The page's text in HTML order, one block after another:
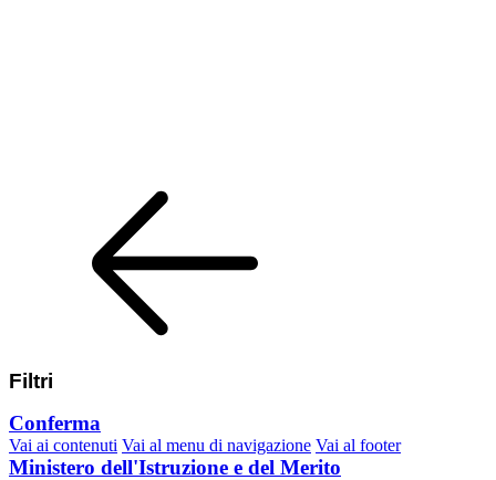
Filtri
Conferma
Vai ai contenuti Vai al menu di navigazione Vai al footer
Ministero dell'Istruzione e del Merito